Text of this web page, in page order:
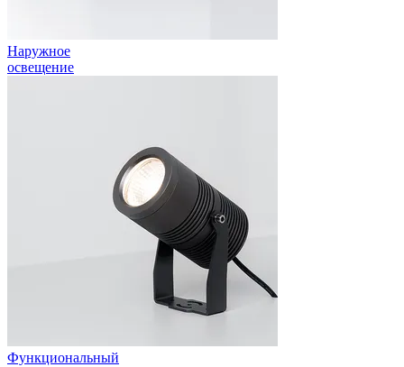
Наружное
освещение
Функциональный